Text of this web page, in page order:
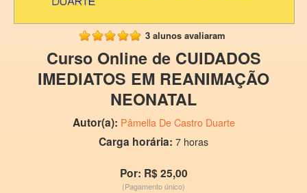
3 alunos avaliaram
Curso Online de CUIDADOS
IMEDIATOS EM REANIMAÇÃO
NEONATAL
Autor(a): Pâmella De Castro Duarte
Carga horária: 7 horas
Por: R$ 25,00
(Pagamento único)